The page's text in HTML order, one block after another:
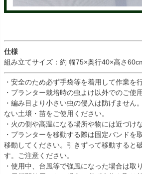
仕様
組み立てサイズ：約 幅75×奥行40×高さ
・安全のため必ず手袋等を着用して作業を
・プランター栽培時の虫よけ以外でのご使
・編み目より小さい虫の侵入は防げません
ない土壌・苗をご使用ください。
・火の側や高温になる場所や物には近づけ
・プランターを移動する際は固定バンドを
移動してください。引きずって移動すると
す。ご注意ください。
・使用中、台風等で強風になった場合は取